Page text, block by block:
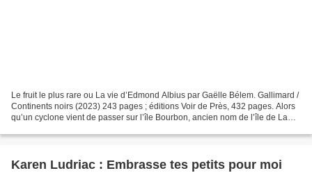
Le fruit le plus rare ou La vie d’Edmond Albius par Gaëlle Bélem. Gallimard /
Continents noirs (2023) 243 pages ; éditions Voir de Près, 432 pages. Alors
qu’un cyclone vient de passer sur l’île Bourbon, ancien nom de l’île de La
Karen Ludriac : Embrasse tes petits pour moi